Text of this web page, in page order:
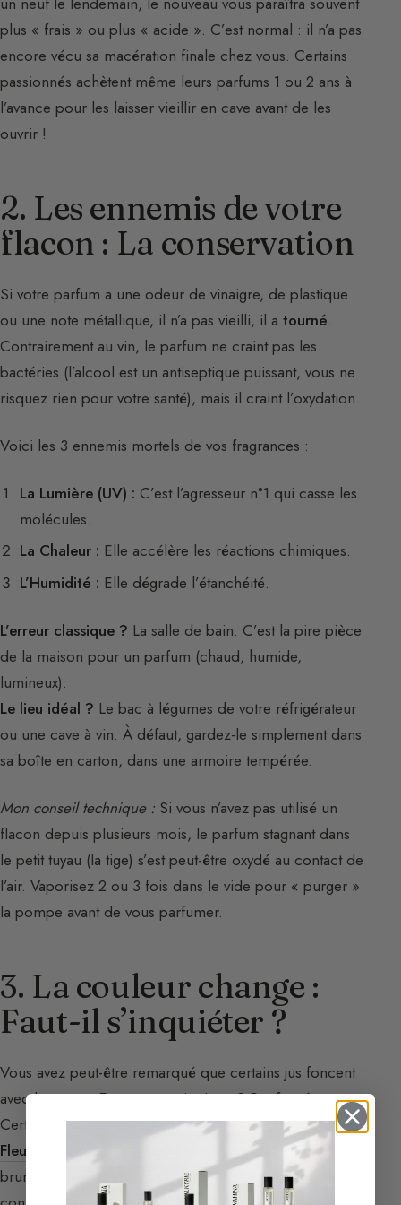
plus « frais » ou plus « acide ». C’est normal : il n’a pas
encore vécu sa macération finale chez vous. Certains
passionnés achètent même leurs parfums 1 ou 2 ans à
l’avance pour les laisser vieillir en cave avant de les
ouvrir !
2. Les ennemis de votre
flacon : La conservation
Si votre parfum a une odeur de vinaigre, de plastique
ou une note métallique, il n’a pas vieilli, il a tourné.
Contrairement au vin, le parfum ne craint pas les
bactéries (l’alcool est un antiseptique puissant, vous ne
risquez rien pour votre santé), mais il craint l’oxydation.
Voici les 3 ennemis mortels de vos fragrances :
La Lumière (UV) : C’est l’agresseur n°1 qui casse les
molécules.
La Chaleur : Elle accélère les réactions chimiques.
L’Humidité : Elle dégrade l’étanchéité.
L’erreur classique ? La salle de bain. C’est la pire pièce
de la maison pour un parfum (chaud, humide,
lumineux).
Le lieu idéal ? Le bac à légumes de votre réfrigérateur
ou une cave à vin. À défaut, gardez-le simplement dans
sa boîte en carton, dans une armoire tempérée.
Mon conseil technique : Si vous n’avez pas utilisé un
flacon depuis plusieurs mois, le parfum stagnant dans
le petit tuyau (la tige) s’est peut-être oxydé au contact de
l’air. Vaporisez 2 ou 3 fois dans le vide pour « purger »
la pompe avant de vous parfumer.
3. La couleur change :
Faut-il s’inquiéter ?
Vous avez peut-être remarqué que certains jus foncent
avec le temps. Est-ce mauvais signe ? Pas forcément.
Certaines matières premières naturelles, comme la
Fleur d’Oranger
, ont tendance à rougir ou
brunir naturellement. C’est une réaction chimique